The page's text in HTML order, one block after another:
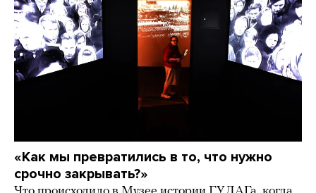
«Как мы превратились в то, что нужно
срочно закрывать?»